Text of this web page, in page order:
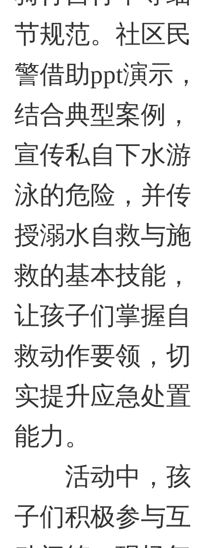
节规范。社区民
警借助ppt演示，
结合典型案例，
宣传私自下水游
泳的危险，并传
授溺水自救与施
救的基本技能，
让孩子们掌握自
救动作要领，切
实提升应急处置
能力。
活动中，孩
子们积极参与互